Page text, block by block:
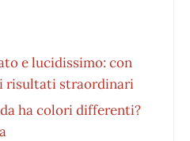
e lucidissimo: con
risultati straordinari
ha colori differenti?